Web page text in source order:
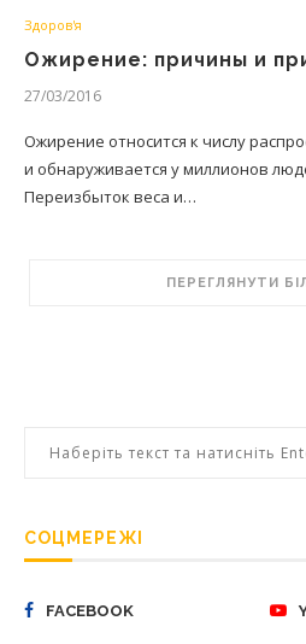
Здоров'я
Ожирение: причины и
27/03/2016
Ожирение относится к числу
и обнаруживается у миллионов
Переизбыток веса и…
ПЕРЕГЛЯНУТИ
СОЦМЕРЕЖІ
FACEBOOK